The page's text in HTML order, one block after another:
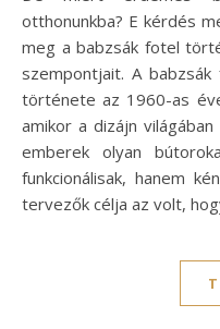
otthonunkba? E kérdés
meg a babzsák fotel
szempontjait. A
története az 1960-as
amikor a dizájn
emberek olyan
funkcionálisak, hanem
tervezők célja az volt,